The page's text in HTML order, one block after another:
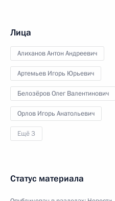
Лица
Алиханов Антон Андреевич
Артемьев Игорь Юрьевич
Белозёров Олег Валентинович
Орлов Игорь Анатольевич
Ещё 3
Статус материала